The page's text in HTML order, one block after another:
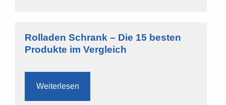
Rolladen Schrank – Die 15 besten
Produkte im Vergleich
Weiterlesen